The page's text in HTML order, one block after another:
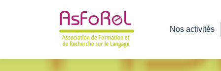
Nos activités